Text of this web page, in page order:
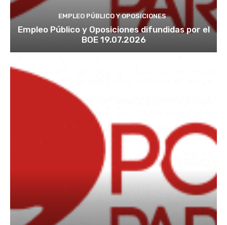
EMPLEO PÚBLICO Y OPOSICIONES
Empleo Público y Oposiciones difundidas por el
BOE 19.07.2026